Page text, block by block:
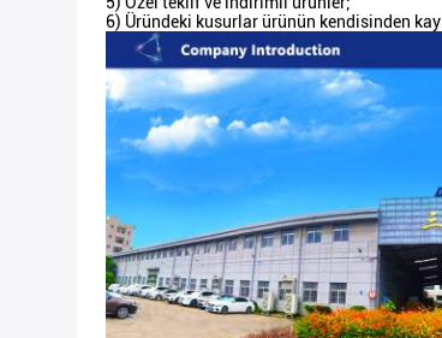
6) Üründeki kusurlar ürünün kendisinden